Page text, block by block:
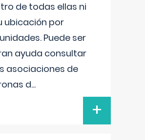
de todas ellas ni
ubicación por
Puede ser
ayuda consultar
asociaciones de
d...
+